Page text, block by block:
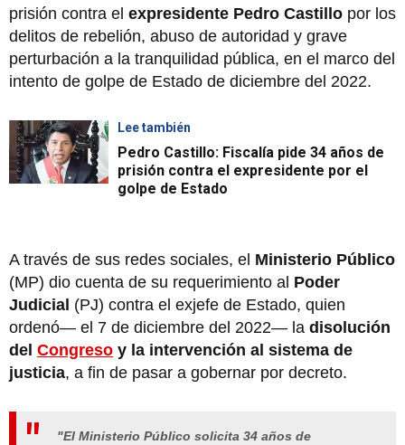
prisión contra el expresidente Pedro Castillo por los
delitos de rebelión, abuso de autoridad y grave
perturbación a la tranquilidad pública, en el marco del
intento de golpe de Estado de diciembre del 2022.
Lee también
Pedro Castillo: Fiscalía pide 34 años de
prisión contra el expresidente por el
golpe de Estado
A través de sus redes sociales, el Ministerio Público
(MP) dio cuenta de su requerimiento al Poder
Judicial (PJ) contra el exjefe de Estado, quien
ordenó— el 7 de diciembre del 2022— la disolución
del Congreso y la intervención al sistema de
justicia, a fin de pasar a gobernar por decreto.
"El Ministerio Público solicita 34 años de